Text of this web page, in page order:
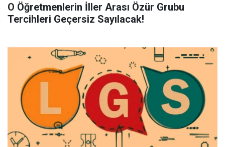
O Öğretmenlerin İller Arası Özür Grubu
Tercihleri Geçersiz Sayılacak!